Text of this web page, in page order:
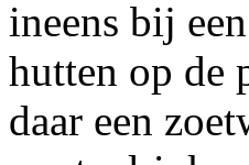
ineens bij
hutten op de
daar een